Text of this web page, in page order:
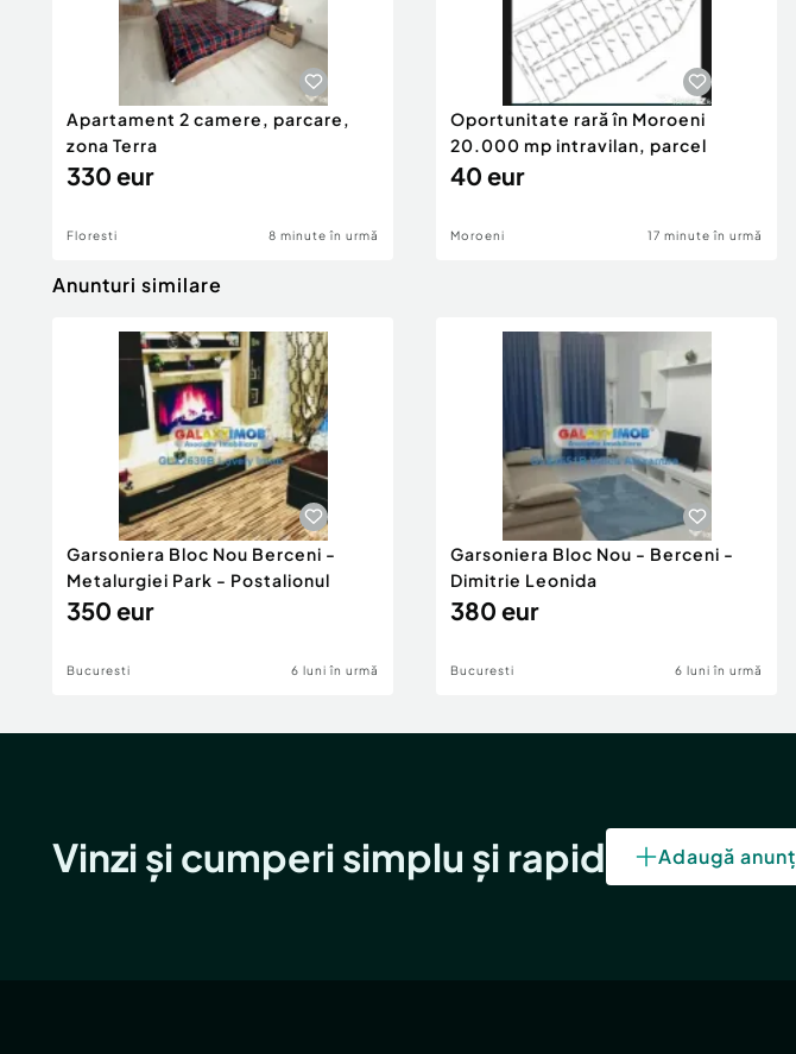
Apartament 2 camere, parcare,
zona Terra
330 eur
Floresti 8 minute în urmă
Oportunitate rară în Moroeni
20.000 mp intravilan, parcel
40 eur
Moroeni 17 minute în urmă
Anunturi similare
Garsoniera Bloc Nou Berceni -
Metalurgiei Park - Postalionul
350 eur
Bucuresti 6 luni în urmă
Garsoniera Bloc Nou - Berceni -
Dimitrie Leonida
380 eur
Bucuresti 6 luni în urmă
Vinzi și cumperi simplu și rapid Adaugă anunț